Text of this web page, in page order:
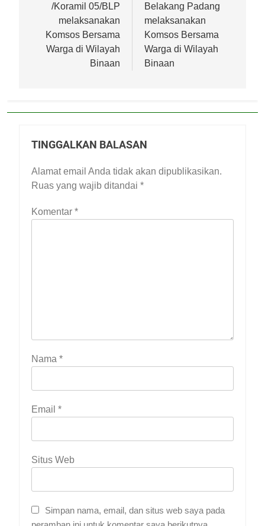
/Koramil 05/BLP
melaksanakan
Komsos Bersama
Warga di Wilayah
Binaan
Belakang Padang
melaksanakan
Komsos Bersama
Warga di Wilayah
Binaan
TINGGALKAN BALASAN
Alamat email Anda tidak akan dipublikasikan.
Ruas yang wajib ditandai *
Komentar *
Nama *
Email *
Situs Web
Simpan nama, email, dan situs web saya pada